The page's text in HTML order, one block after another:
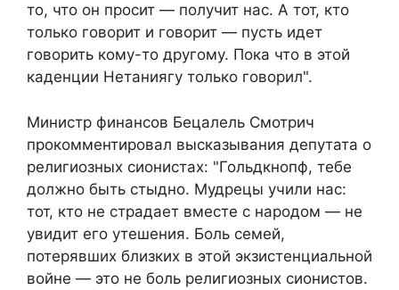
то, что он просит — получит нас. А тот, кто
только говорит и говорит — пусть идет
говорить кому-то другому. Пока что в этой
каденции Нетаниягу только говорил".
Министр финансов Бецалель Смотрич
прокомментировал высказывания депутата о
религиозных сионистах: "Гольдкнопф, тебе
должно быть стыдно. Мудрецы учили нас:
тот, кто не страдает вместе с народом — не
увидит его утешения. Боль семей,
потерявших близких в этой экзистенциальной
войне — это не боль религиозных сионистов.